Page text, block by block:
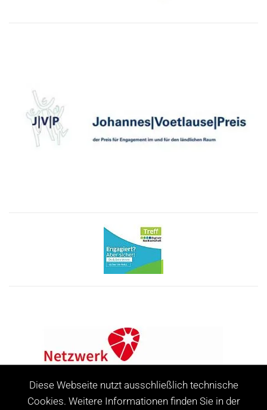
Diese Webseite nutzt ausschließlich technische
Cookies. Weitere Informationen finden Sie in der